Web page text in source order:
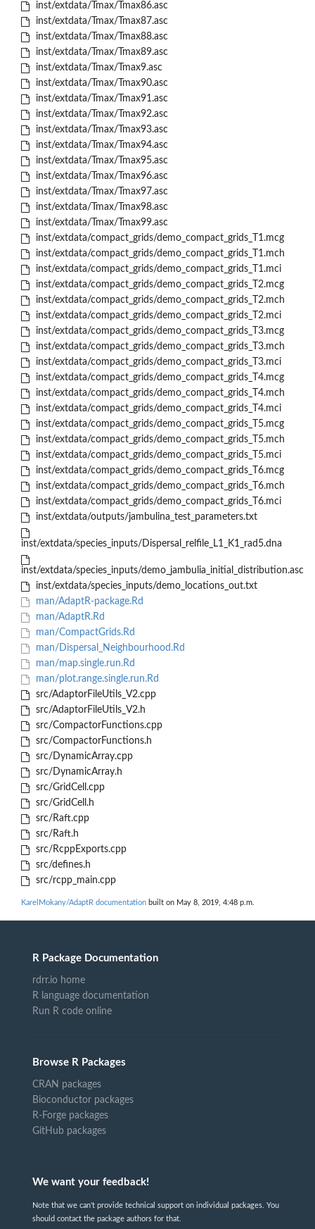
inst/extdata/Tmax/Tmax86.asc
inst/extdata/Tmax/Tmax87.asc
inst/extdata/Tmax/Tmax88.asc
inst/extdata/Tmax/Tmax89.asc
inst/extdata/Tmax/Tmax9.asc
inst/extdata/Tmax/Tmax90.asc
inst/extdata/Tmax/Tmax91.asc
inst/extdata/Tmax/Tmax92.asc
inst/extdata/Tmax/Tmax93.asc
inst/extdata/Tmax/Tmax94.asc
inst/extdata/Tmax/Tmax95.asc
inst/extdata/Tmax/Tmax96.asc
inst/extdata/Tmax/Tmax97.asc
inst/extdata/Tmax/Tmax98.asc
inst/extdata/Tmax/Tmax99.asc
inst/extdata/compact_grids/demo_compact_grids_T1.mcg
inst/extdata/compact_grids/demo_compact_grids_T1.mch
inst/extdata/compact_grids/demo_compact_grids_T1.mci
inst/extdata/compact_grids/demo_compact_grids_T2.mcg
inst/extdata/compact_grids/demo_compact_grids_T2.mch
inst/extdata/compact_grids/demo_compact_grids_T2.mci
inst/extdata/compact_grids/demo_compact_grids_T3.mcg
inst/extdata/compact_grids/demo_compact_grids_T3.mch
inst/extdata/compact_grids/demo_compact_grids_T3.mci
inst/extdata/compact_grids/demo_compact_grids_T4.mcg
inst/extdata/compact_grids/demo_compact_grids_T4.mch
inst/extdata/compact_grids/demo_compact_grids_T4.mci
inst/extdata/compact_grids/demo_compact_grids_T5.mcg
inst/extdata/compact_grids/demo_compact_grids_T5.mch
inst/extdata/compact_grids/demo_compact_grids_T5.mci
inst/extdata/compact_grids/demo_compact_grids_T6.mcg
inst/extdata/compact_grids/demo_compact_grids_T6.mch
inst/extdata/compact_grids/demo_compact_grids_T6.mci
inst/extdata/outputs/jambulina_test_parameters.txt
inst/extdata/species_inputs/Dispersal_relfile_L1_K1_rad5.dna
inst/extdata/species_inputs/demo_jambulia_initial_distribution.asc
inst/extdata/species_inputs/demo_locations_out.txt
man/AdaptR-package.Rd
man/AdaptR.Rd
man/CompactGrids.Rd
man/Dispersal_Neighbourhood.Rd
man/map.single.run.Rd
man/plot.range.single.run.Rd
src/AdaptorFileUtils_V2.cpp
src/AdaptorFileUtils_V2.h
src/CompactorFunctions.cpp
src/CompactorFunctions.h
src/DynamicArray.cpp
src/DynamicArray.h
src/GridCell.cpp
src/GridCell.h
src/Raft.cpp
src/Raft.h
src/RcppExports.cpp
src/defines.h
src/rcpp_main.cpp
KarelMokany/AdaptR documentation built on May 8, 2019, 4:48 p.m.
R Package Documentation
rdrr.io home
R language documentation
Run R code online
Browse R Packages
CRAN packages
Bioconductor packages
R-Forge packages
GitHub packages
We want your feedback!
Note that we can't provide technical support on individual packages. You
should contact the package authors for that.